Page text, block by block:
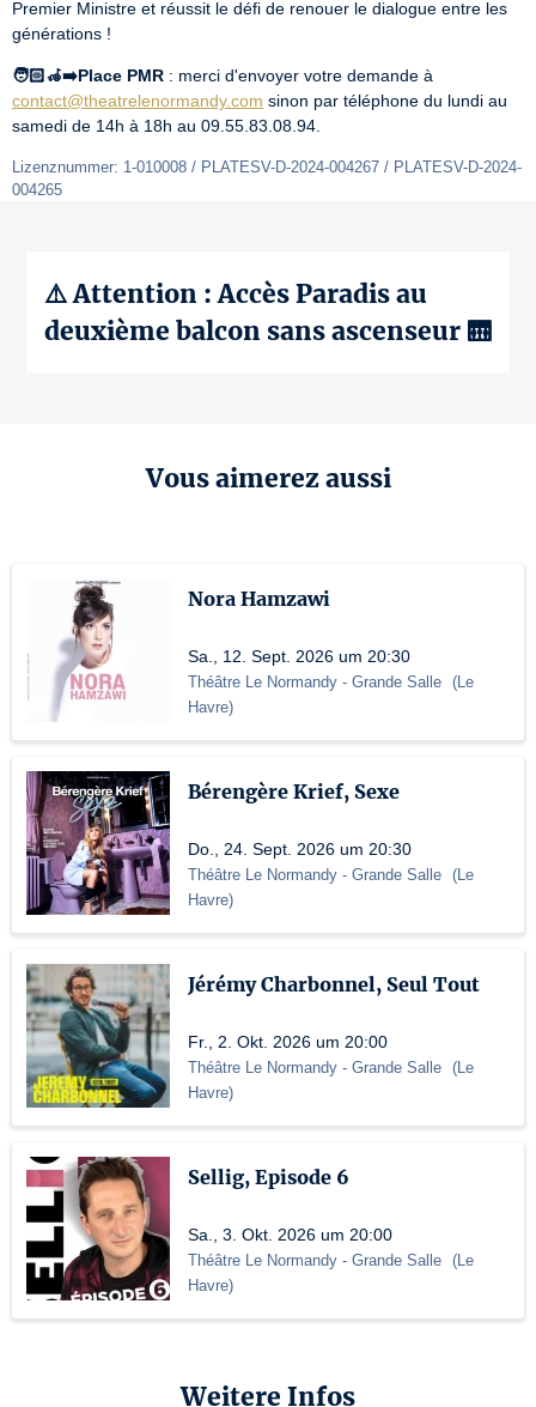
Premier Ministre et réussit le défi de renouer le dialogue entre les
générations !
🧑🏻‍🦽‍➡️Place PMR
contact@theatrelenormandy.com sinon par téléphone du lundi au
samedi de 14h à 18h au 09.55.83.08.94.
Lizenznummer: 1-010008 / PLATESV-D-2024-004267 / PLATESV-D-2024-
004265
⚠️ Attention : Accès Paradis au
deuxième balcon sans ascenseur 🛗
Vous aimerez aussi
Nora Hamzawi
Sa., 12. Sept. 2026 um 20:30
Théâtre Le Normandy - Grande Salle (Le
Havre)
Bérengère Krief, Sexe
Do., 24. Sept. 2026 um 20:30
Théâtre Le Normandy - Grande Salle (Le
Havre)
Jérémy Charbonnel, Seul Tout
Fr., 2. Okt. 2026 um 20:00
Théâtre Le Normandy - Grande Salle (Le
Havre)
Sellig, Episode 6
Sa., 3. Okt. 2026 um 20:00
Théâtre Le Normandy - Grande Salle (Le
Havre)
Weitere Infos